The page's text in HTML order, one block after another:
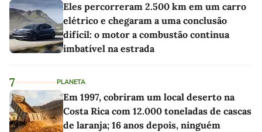
Eles percorreram 2.500 km em um carro
elétrico e chegaram a uma conclusão
difícil: o motor a combustão continua
imbatível na estrada
7 PLANETA
Em 1997, cobriram um local deserto na
Costa Rica com 12.000 toneladas de cascas
de laranja; 16 anos depois, ninguém